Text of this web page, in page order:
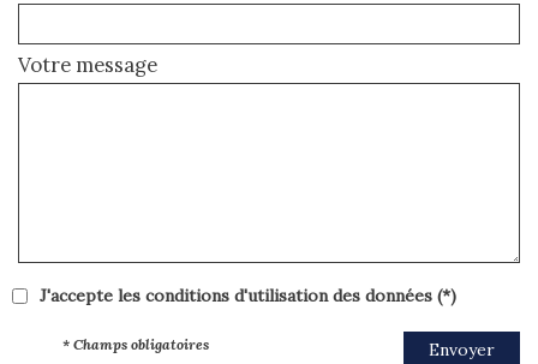
Votre message
J'accepte les conditions d'utilisation des données (*)
Envoyer
* Champs obligatoires